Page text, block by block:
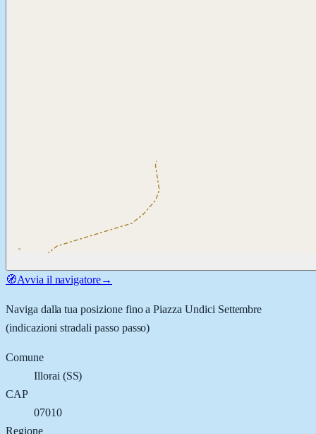
🧭Avvia il navigatore→
Naviga dalla tua posizione fino aPiazza Undici Settembre
(indicazioni stradali passo passo)
Comune
Illorai (SS)
CAP
07010
Regione